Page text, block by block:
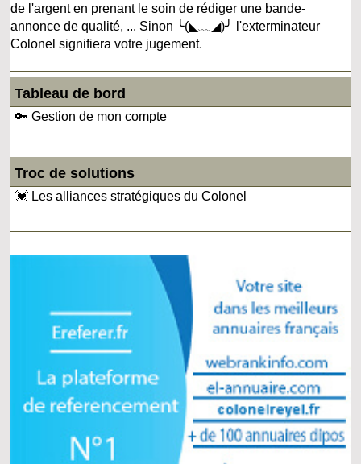
de l'argent en prenant le soin de rédiger une bande-
annonce de qualité, ... Sinon ╰(◣﹏◢)╯ l'exterminateur
Colonel signifiera votre jugement.
Tableau de bord
🔑 Gestion de mon compte
Troc de solutions
💓 Les alliances stratégiques du Colonel